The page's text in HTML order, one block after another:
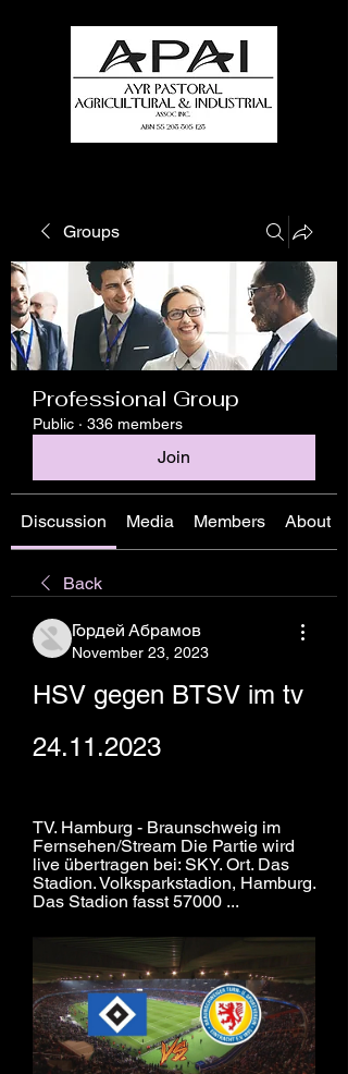
Groups
Professional Group
Public · 336 members
Join
Discussion Media Members About
Back
Гордей Абрамов
November 23, 2023
HSV gegen BTSV im tv
24.11.2023
TV. Hamburg - Braunschweig im
Fernsehen/Stream Die Partie wird
live übertragen bei: SKY. Ort. Das
Stadion. Volksparkstadion, Hamburg.
Das Stadion fasst 57000 ...